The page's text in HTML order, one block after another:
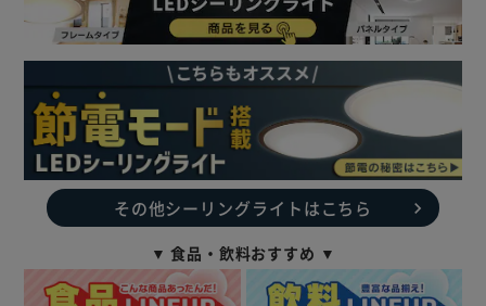
その他シーリングライトはこちら
▼ 食品・飲料おすすめ ▼